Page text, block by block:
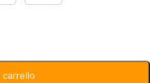
carrello